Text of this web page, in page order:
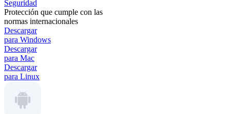
Seguridad
Protección que cumple con las
normas internacionales
Descargar
para Windows
Descargar
para Mac
Descargar
para Linux